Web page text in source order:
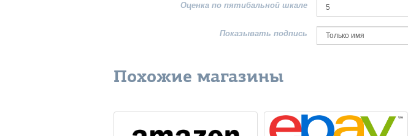
Оценка по пятибальной шкале
Показывать подпись
Похожие магазины